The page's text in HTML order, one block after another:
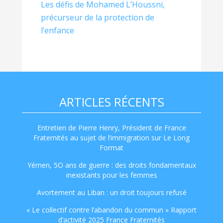
Les défis de Mohamed L’Houssni,
précurseur de la protection de
l’enfance
ARTICLES RÉCENTS
Entretien de Pierre Henry, Président de France
Fraternités au sujet de l’immigration sur Le Long
Format
Yémen, 5O ans de guerre : des droits fondamentaux
inexistants pour les femmes
Avortement au Liban : un droit toujours refusé
« Le collectif contre l’abandon du commun » Rapport
d’activité 2025 France Fraternités